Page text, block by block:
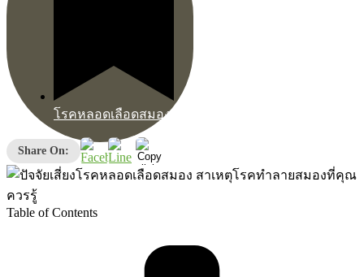
โรคหลอดเลือดสมอง
Share On:
Table of Contents